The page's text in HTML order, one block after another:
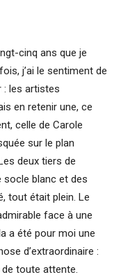
cinq ans que je
j’ai le sentiment de
: les artistes
en retenir une, ce
celle de Carole
sur le plan
deux tiers de
socle blanc et des
tout était plein. Le
face à une
a été pour moi une
d’extraordinaire :
de toute attente.